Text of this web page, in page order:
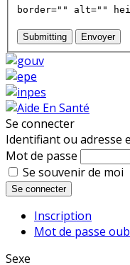
border="" alt=""
Submitting Envoyer
Se connecter
Identifiant ou adresse
Mot de passe
Se souvenir de moi
Se connecter
Inscription
Mot de passe
Sexe